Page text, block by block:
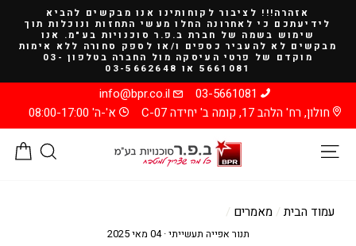
קריאה
אזהרה!!! לציבור לקוחותינו אנו מבקשים להביא
לידיעתכם כי לאחרונה החלו מעשי התחזות ונוכלות תוך
שימוש בשמה של חברת ב.פ.ר סוכנויות בע"מ. אנו
מבקשים לא להעביר כספים ו/או לספק סחורה ללא אימות
מוקדם של פרטי העיסקה מול החברה בטלפון 03-
5661081 או 03-5662648
03-5661081
info@bpr.co.il
חולון, רח' הלהב 17, קומה ב' יחידה C-07
א'-ה' 08:00-17:00
עמוד הבית / מאמרים /
תנור אפייה תעשייתי·04 מאי 2025